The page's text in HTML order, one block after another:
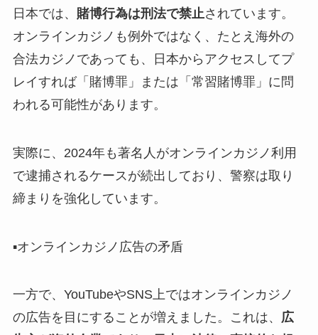
日本では、 賭博行為は刑法で禁止されています。
オンラインカジノも例外ではなく、たとえ海外の
合法カジノであっても、日本からアクセスしてプ
レイすれば「賭博罪」または「常習賭博罪」に問
われる可能性があります。
実際に、2024年も著名人がオンラインカジノ利用
で逮捕されるケースが続出しており、警察は取り
締まりを強化しています。
▪️オンラインカジノ広告の矛盾
一方で、YouTubeやSNS上ではオンラインカジノ
の広告を目にすることが増えました。これは、 広